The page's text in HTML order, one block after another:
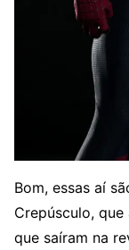
Bom, essas aí
Crepúsculo,
que saíram na